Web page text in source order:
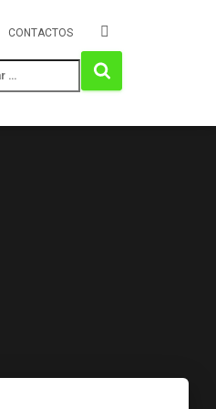
CONTACTOS